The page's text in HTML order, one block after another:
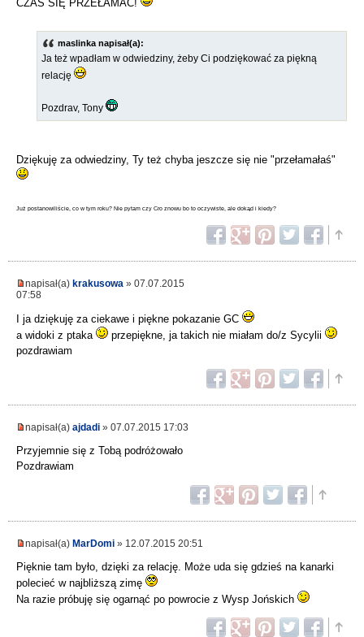
CZAS SIĘ PRZEŁAMAĆ!
maslinka napisał(a):
Ja też wpadłam w odwiedziny, żeby Ci podziękować za piękną
relację
Pozdrav, Tony
Dziękuję za odwiedziny, Ty też chyba jeszcze się nie "przełamałaś"
Już postanowiliście, co w tym roku? Nie pytam czy Cro znowu bo to oczywiste, ale dokąd i kiedy?
napisał(a) krakusowa » 07.07.2015
07:58
I ja dziękuję za ciekawe i piękne pokazanie GC
a widoki z ptaka
przepiękne, ja takich nie miałam do/z Sycylii
pozdrawiam
napisał(a) ajdadi » 07.07.2015 17:03
Przyjemnie się z Tobą podróżowało
Pozdrawiam
napisał(a) MarDomi » 12.07.2015 20:51
Pięknie tam było, dzięki za relację. Może uda się gdzieś na kanarki
polecieć w najbliższą zimę
Na razie próbuję się ogarnąć po powrocie z Wysp Jońskich